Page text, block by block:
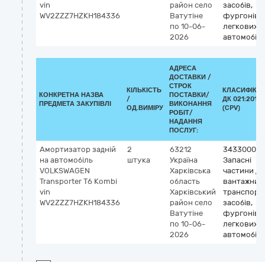
vin
WV2ZZZ7HZKH184336
район село
Ватутіне
по 10-06-
2026
засобів,
фургонів
легкових
КОНКРЕТНА НАЗВА
ПРЕДМЕТА ЗАКУПІВЛІ
КІЛЬКІСТЬ
/
ОД.ВИМІРУ
АДРЕСА
ДОСТАВКИ /
СТРОК
ПОСТАВКИ/
ВИКОНАННЯ
РОБІТ/
НАДАННЯ
ПОСЛУГ:
ДК 021:2015
(CPV)
Амортизатор задній
на автомобіль
VOLKSWAGEN
Transporter Т6 Kombi
vin
WV2ZZZ7HZKH184336
2
штука
63212
Україна
Харківська
область
Харківський
район село
Ватутіне
по 10-06-
2026
Запасні
частини до
вантажних
засобів,
фургонів
легкових